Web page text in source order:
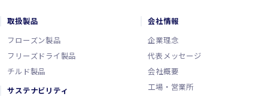
取扱製品
フローズン製品
フリーズドライ製品
チルド製品
サステナビリティ
会社情報
企業理念
代表メッセージ
会社概要
工場・営業所